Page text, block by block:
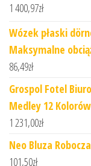
1 400,97zł
Wózek płaski
Maksymalne
86,49zł
Grospol Fotel
Medley 12 Kolorów
1 231,00zł
Neo Bluza
101,50zł